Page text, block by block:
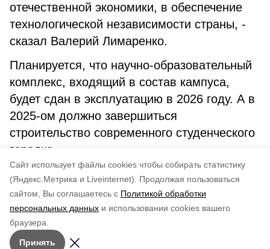
Cайт использует файлы cookies чтобы собирать статистику
(Яндекс.Метрика и Liveinternet).
Продолжая пользоваться
сайтом, Вы соглашаетесь с Политикой обработки
персональных данных и использовании cookies вашего
браузера.
Принять
отечественной экономики, в обеспечение
технологической независимости страны, -
сказал Валерий Лимаренко.
Планируется, что научно-образовательный
комплекс, входящий в состав кампуса,
будет сдан в эксплуатацию в 2026 году. А в
2025-ом должно завершиться
строительство современного студенческого
городка.
по оценке
5